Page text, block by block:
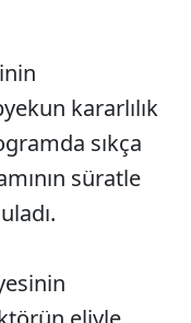
kararlılık
sıkça
süratle